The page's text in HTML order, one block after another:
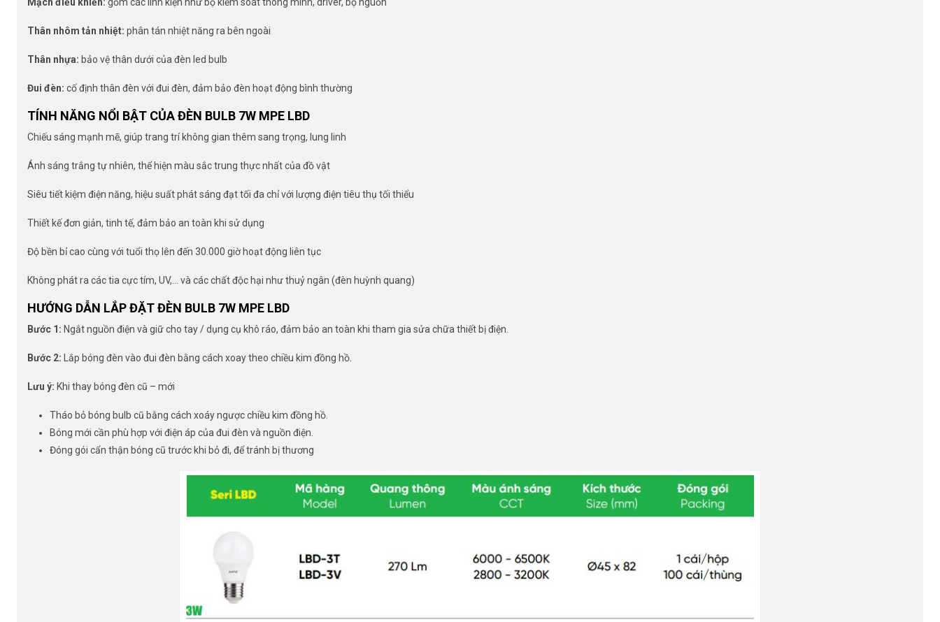
Thân nhôm tản nhiệt: phân tán nhiệt năng ra bên ngoài
Thân nhựa: bảo vệ thân dưới của đèn led bulb
Đui đèn: cố định thân đèn với đui đèn, đảm bảo đèn hoạt động bình thường
TÍNH NĂNG NỔI BẬT CỦA ĐÈN BULB 7W MPE LBD
Chiếu sáng mạnh mẽ, giúp trang trí không gian thêm sang trọng, lung linh
Ánh sáng trắng tự nhiên, thể hiện màu sắc trung thực nhất của đồ vật
Siêu tiết kiệm điện năng, hiệu suất phát sáng đạt tối đa chỉ với lượng điện tiêu thụ tối thiểu
Thiết kế đơn giản, tinh tế, đảm bảo an toàn khi sử dụng
Độ bền bỉ cao cùng với tuổi thọ lên đến 30.000 giờ hoạt động liên tục
Không phát ra các tia cực tím, UV,… và các chất độc hại như thuỷ ngân (đèn huỳnh quang)
HƯỚNG DẪN LẮP ĐẶT ĐÈN BULB 7W MPE LBD
Bước 1: Ngắt nguồn điện và giữ cho tay / dụng cụ khô ráo, đảm bảo an toàn khi tham gia sửa chữa thiết bị điện.
Bước 2: Lắp bóng đèn vào đui đèn bằng cách xoay theo chiều kim đồng hồ.
Lưu ý: Khi thay bóng đèn cũ – mới
Tháo bỏ bóng bulb cũ bằng cách xoáy ngược chiều kim đồng hồ.
Bóng mới cần phù hợp với điện áp của đui đèn và nguồn điện.
Đóng gói cẩn thận bóng cũ trước khi bỏ đi, để tránh bị thương